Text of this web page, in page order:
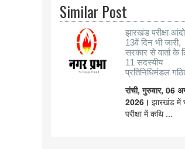
Similar Post
झारखंड परीक्षा
13वें दिन भी जारी,
सरकार से वार्ता के
11 सदस्यीय
प्रतिनिधिमंडल
रांची, गुरुवार, 06
2026। झारखंड में
परीक्षा में कथि ...